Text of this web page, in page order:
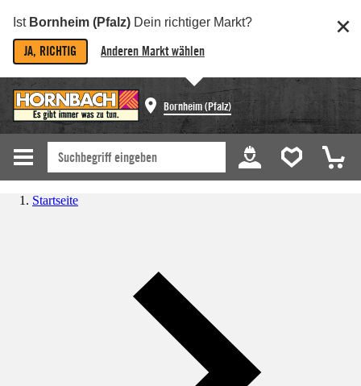
Ist Bornheim (Pfalz) Dein richtiger Markt?
JA, RICHTIG Anderen Markt wählen
Bornheim (Pfalz)
Startseite